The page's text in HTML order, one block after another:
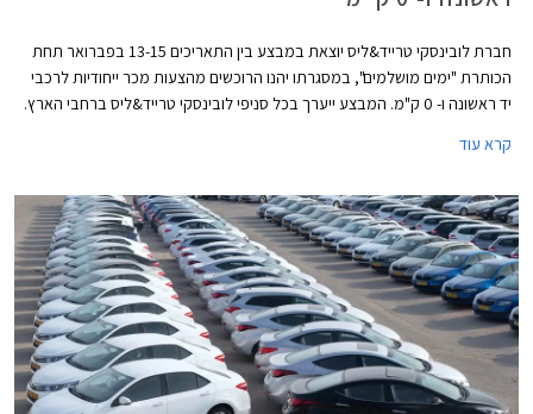
חברת לובינסקי טרייד&ליס יוצאת במבצע בין התאריכים 13-15 בפברואר תחת
הכותרת "ימים מושלמים", במסגרתו יהנו הרוכשים מהצעות מכר ייחודיות לרכבי
יד ראשונה ו- 0 ק"מ. המבצע ייערך בכל סניפי לובינסקי טרייד&ליס ברחבי הארץ.
קרא עוד